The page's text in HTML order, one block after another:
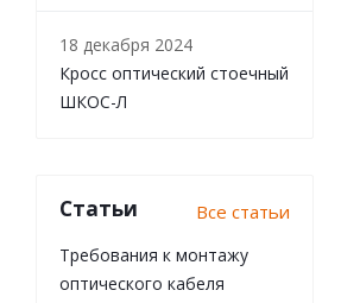
18 декабря 2024
Кросс оптический стоечный
ШКОС-Л
Статьи Все статьи
Требования к монтажу
оптического кабеля